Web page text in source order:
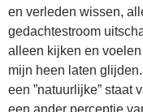
en verleden wissen,
gedachtestroom
alleen kijken en
mijn heen laten
een ”natuurlijke” staat
een ander perceptie